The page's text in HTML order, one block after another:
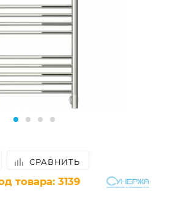
СРАВНИТЬ
товара: 3139